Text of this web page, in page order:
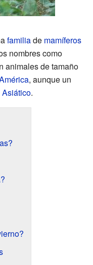
familiade mamíferos
nombres como
animales de tamaño
, aunque un
.